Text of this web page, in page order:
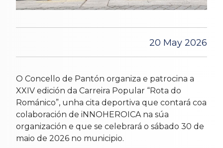
20 May 2026
O Concello de Pantón organiza e patrocina a
XXIV edición da Carreira Popular “Rota do
Románico”, unha cita deportiva que contará coa
colaboración de iNNOHEROICA na súa
organización e que se celebrará o sábado 30 de
maio de 2026 no municipio.